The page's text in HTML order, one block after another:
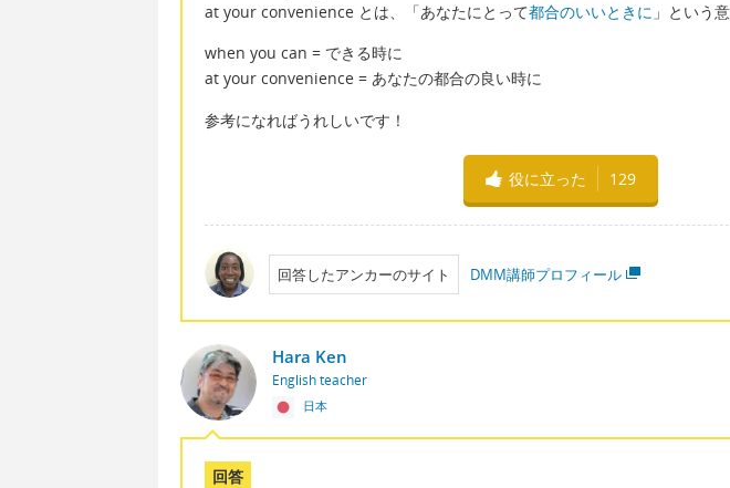
at your convenience とは、「あなたにとって都合のいいときに 」という
when you can = できる時に
at your convenience = あなたの都合の良い時に
参考になればうれしいです！
役に立った 129
回答したアンカーのサイト DMM講師プロフィール
Hara Ken
English teacher
日本
回答